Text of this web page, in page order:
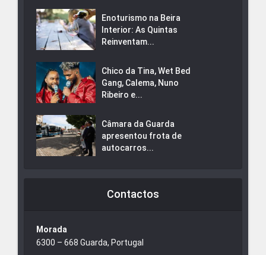
Enoturismo na Beira
Interior: As Quintas
Reinventam...
Chico da Tina, Wet Bed
Gang, Calema, Nuno
Ribeiro e...
Câmara da Guarda
apresentou frota de
autocarros...
Contactos
Morada
6300 – 668 Guarda, Portugal